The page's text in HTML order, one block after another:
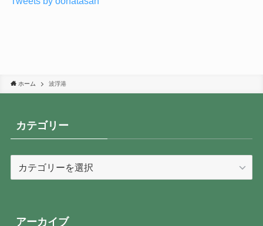
ホーム 波浮港
カテゴリー
ーアーカイブ